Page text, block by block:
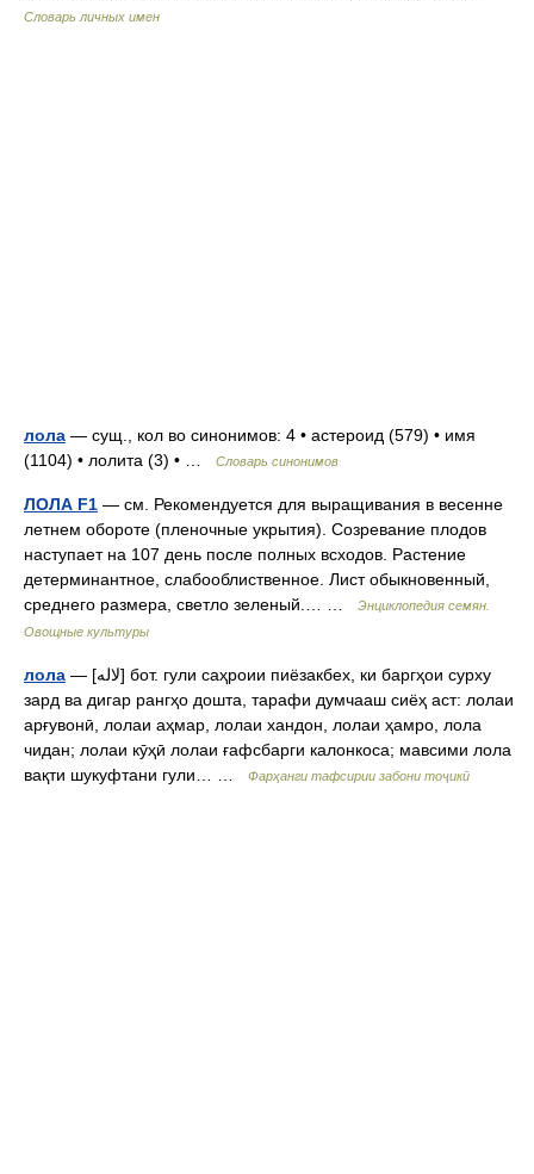
Словарь личных имен
лола — сущ., кол во синонимов: 4 • астероид (579) • имя
(1104) • лолита (3) • …
Словарь синонимов
ЛОЛА F1 — см. Рекомендуется для выращивания в весенне
летнем обороте (пленочные укрытия). Созревание плодов
наступает на 107 день после полных всходов. Растение
детерминантное, слабооблиственное. Лист обыкновенный,
среднего размера, светло зеленый.… …
Энциклопедия семян.
Овощные культуры
лола — [لاله] бот. гули саҳроии пиёзакбех, ки баргҳои сурху
зард ва дигар рангҳо дошта, тарафи думчааш сиёҳ аст: лолаи
арғувонӣ, лолаи аҳмар, лолаи хандон, лолаи ҳамро, лола
чидан; лолаи кӯҳӣ лолаи ғафсбарги калонкоса; мавсими лола
вақти шукуфтани гули… …
Фарҳанги тафсирии забони тоҷикӣ